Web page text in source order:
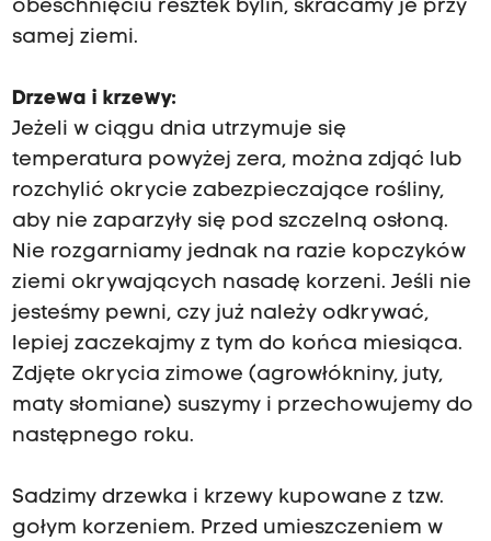
obeschnięciu resztek bylin, skracamy je przy
samej ziemi.
Drzewa i krzewy:
Jeżeli w ciągu dnia utrzymuje się
temperatura powyżej zera, można zdjąć lub
rozchylić okrycie zabezpieczające rośliny,
aby nie zaparzyły się pod szczelną osłoną.
Nie rozgarniamy jednak na razie kopczyków
ziemi okrywających nasadę korzeni. Jeśli nie
jesteśmy pewni, czy już należy odkrywać,
lepiej zaczekajmy z tym do końca miesiąca.
Zdjęte okrycia zimowe (agrowłókniny, juty,
maty słomiane) suszymy i przechowujemy do
następnego roku.
Sadzimy drzewka i krzewy kupowane z tzw.
gołym korzeniem. Przed umieszczeniem w